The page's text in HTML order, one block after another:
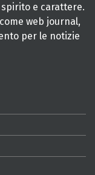
e carattere.
web journal,
per le notizie